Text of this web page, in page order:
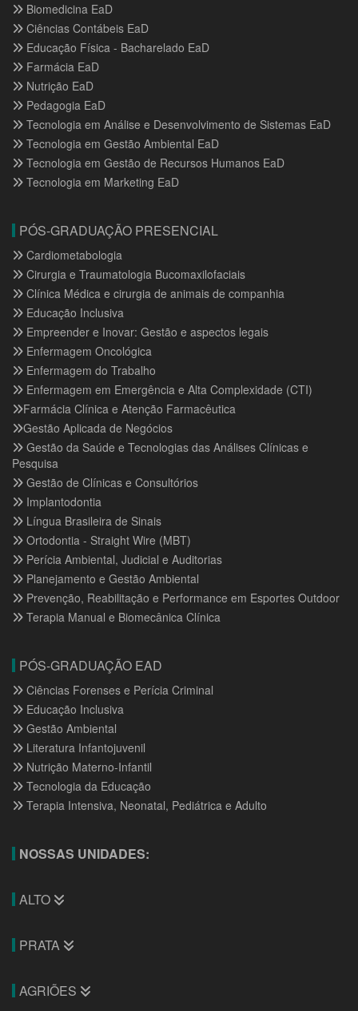
Biomedicina EaD
Ciências Contábeis EaD
Educação Física - Bacharelado EaD
Farmácia EaD
Nutrição EaD
Pedagogia EaD
Tecnologia em Análise e Desenvolvimento de Sistemas EaD
Tecnologia em Gestão Ambiental EaD
Tecnologia em Gestão de Recursos Humanos EaD
Tecnologia em Marketing EaD
PÓS-GRADUAÇÃO PRESENCIAL
Cardiometabologia
Cirurgia e Traumatologia Bucomaxilofaciais
Clínica Médica e cirurgia de animais de companhia
Educação Inclusiva
Empreender e Inovar: Gestão e aspectos legais
Enfermagem Oncológica
Enfermagem do Trabalho
Enfermagem em Emergência e Alta Complexidade (CTI)
Farmácia Clínica e Atenção Farmacêutica
Gestão Aplicada de Negócios
Gestão da Saúde e Tecnologias das Análises Clínicas e
Pesquisa
Gestão de Clínicas e Consultórios
Implantodontia
Língua Brasileira de Sinais
Ortodontia - Straight Wire (MBT)
Perícia Ambiental, Judicial e Auditorias
Planejamento e Gestão Ambiental
Prevenção, Reabilitação e Performance em Esportes Outdoor
Terapia Manual e Biomecânica Clínica
PÓS-GRADUAÇÃO EAD
Ciências Forenses e Perícia Criminal
Educação Inclusiva
Gestão Ambiental
Literatura Infantojuvenil
Nutrição Materno-Infantil
Tecnologia da Educação
Terapia Intensiva, Neonatal, Pediátrica e Adulto
NOSSAS UNIDADES:
ALTO
PRATA
AGRIÕES